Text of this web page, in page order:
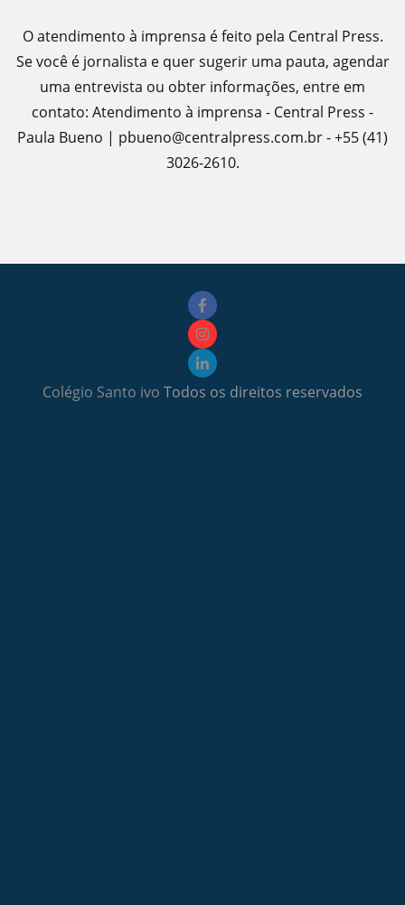
O atendimento à imprensa é feito pela Central Press.
Se você é jornalista e quer sugerir uma pauta, agendar
uma entrevista ou obter informações, entre em
contato: Atendimento à imprensa - Central Press -
Paula Bueno | pbueno@centralpress.com.br - +55 (41)
3026-2610.
Colégio Santo ivo Todos os direitos reservados